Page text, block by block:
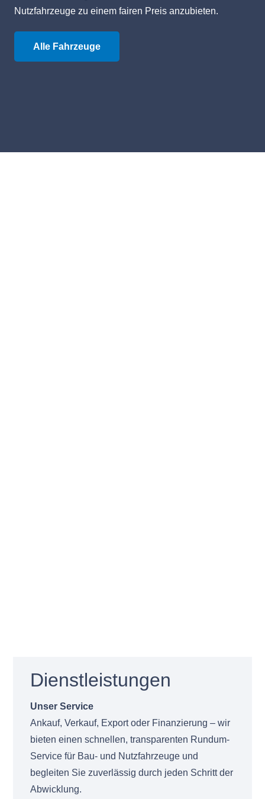
Nutzfahrzeuge zu einem fairen Preis anzubieten.
Alle Fahrzeuge
Dienstleistungen
Unser Service
Ankauf, Verkauf, Export oder Finanzierung – wir
bieten einen schnellen, transparenten Rundum-
Service für Bau- und Nutzfahrzeuge und
begleiten Sie zuverlässig durch jeden Schritt der
Abwicklung.